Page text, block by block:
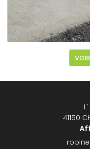

41150